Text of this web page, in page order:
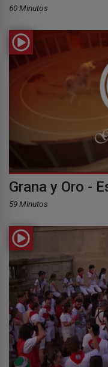
60 Minutos
Grana y Oro -
59 Minutos